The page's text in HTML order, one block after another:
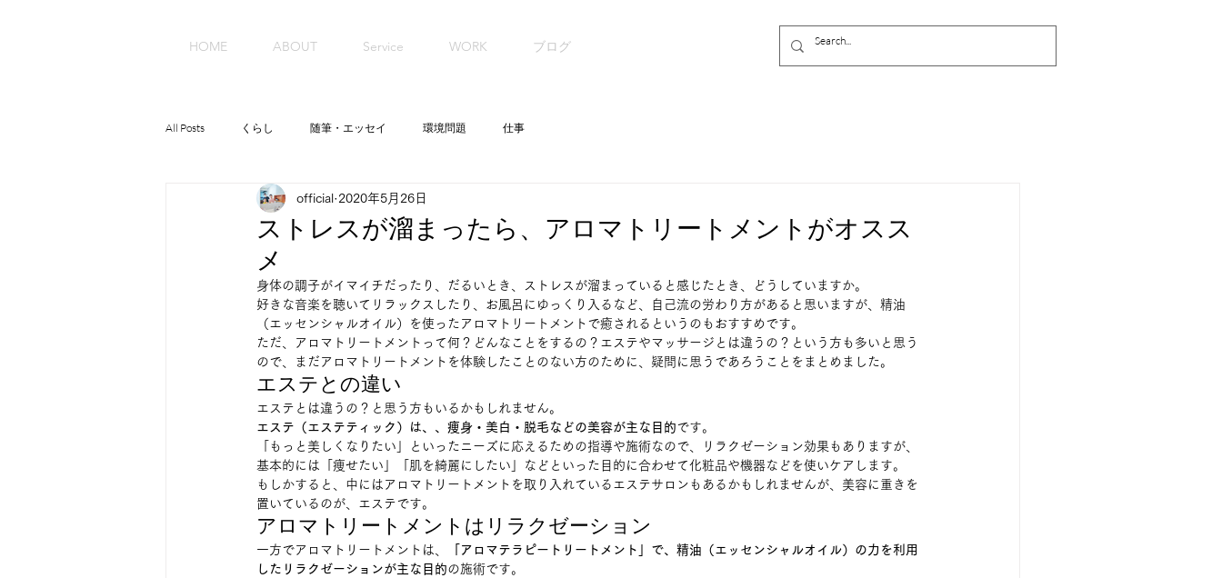
HOME ABOUT Service WORK ブログ
All Posts くらし 随筆・エッセイ 環境問題 仕事
ストレスが溜まったら、アロマトリートメントがオスス
メ
official 2020年5月26日
身体の調子がイマイチだったり、だるいとき、ストレスが溜まっていると感じたとき、どうしていますか。
好きな音楽を聴いてリラックスしたり、お風呂にゆっくり入るなど、自己流の労わり方があると思いますが、精油
（エッセンシャルオイル）を使ったアロマトリートメントで癒されるというのもおすすめです。
ただ、アロマトリートメントって何？どんなことをするの？エステやマッサージとは違うの？という方も多いと思う
ので、まだアロマトリートメントを体験したことのない方のために、疑問に思うであろうことをまとめました。
エステとの違い
エステとは違うの？と思う方もいるかもしれません。
エステ（エステティック）は、、痩身・美白・脱毛などの美容が主な目的です。
「もっと美しくなりたい」といったニーズに応えるための指導や施術なので、リラクゼーション効果もありますが、
基本的には「痩せたい」「肌を綺麗にしたい」などといった目的に合わせて化粧品や機器などを使いケアします。
もしかすると、中にはアロマトリートメントを取り入れているエステサロンもあるかもしれませんが、美容に重きを
置いているのが、エステです。
アロマトリートメントはリラクゼーション
一方でアロマトリートメントは、
「アロマテラピートリートメント」で、精油（エッセンシャルオイル）の力を利用
したリラクゼーションが主な目的の施術です。